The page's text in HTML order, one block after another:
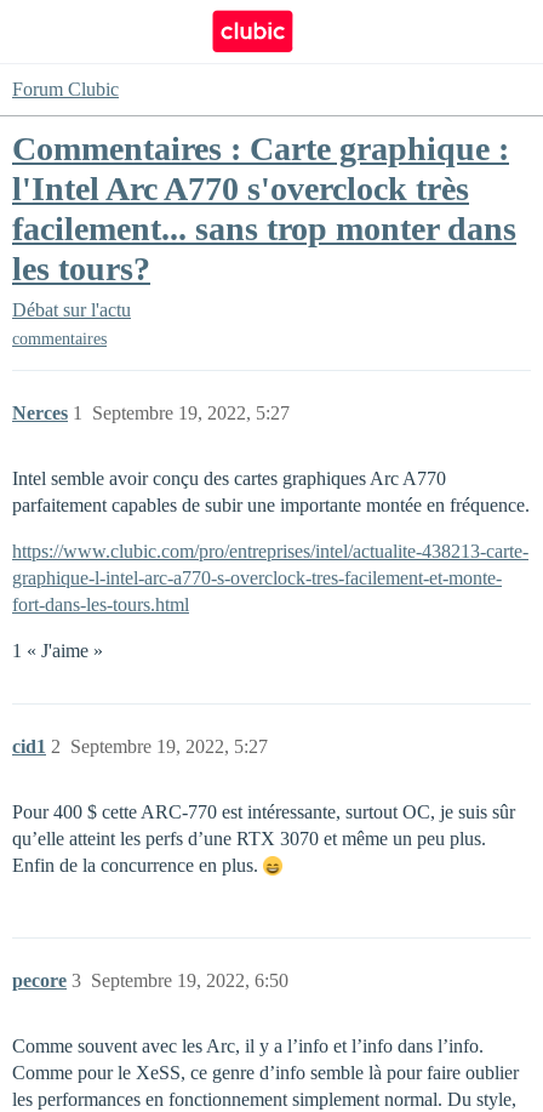
Forum Clubic
Commentaires : Carte graphique :
l'Intel Arc A770 s'overclock très
facilement... sans trop monter dans
les tours?
Débat sur l'actu
commentaires
Nerces Septembre 19, 2022, 5:27
1
Intel semble avoir conçu des cartes graphiques Arc A770
parfaitement capables de subir une importante montée en fréquence.
https://www.clubic.com/pro/entreprises/intel/actualite-438213-carte-
graphique-l-intel-arc-a770-s-overclock-tres-facilement-et-monte-
fort-dans-les-tours.html
1 « J'aime »
cid1 Septembre 19, 2022, 5:27
2
Pour 400 $ cette ARC-770 est intéressante, surtout OC, je suis sûr
qu’elle atteint les perfs d’une RTX 3070 et même un peu plus.
Enfin de la concurrence en plus.
pecore Septembre 19, 2022, 6:50
3
Comme souvent avec les Arc, il y a l’info et l’info dans l’info.
Comme pour le XeSS, ce genre d’info semble là pour faire oublier
les performances en fonctionnement simplement normal. Du style,